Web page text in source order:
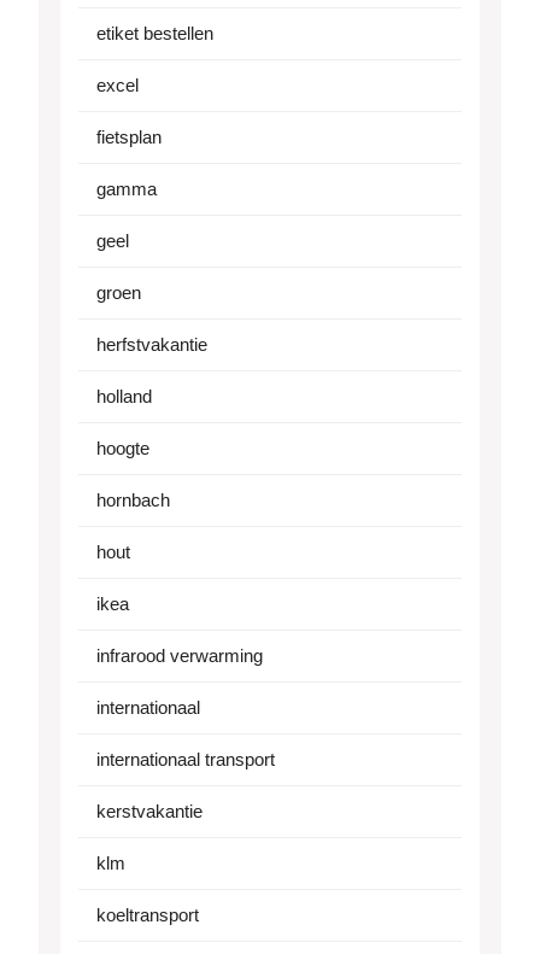
etiket bestellen
excel
fietsplan
gamma
geel
groen
herfstvakantie
holland
hoogte
hornbach
hout
ikea
infrarood verwarming
internationaal
internationaal transport
kerstvakantie
klm
koeltransport